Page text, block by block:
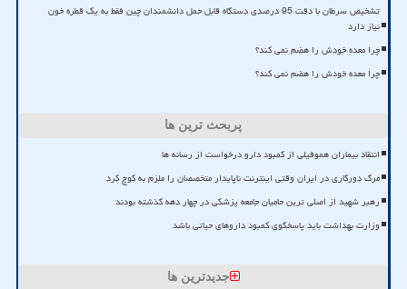
تشخیص سرطان با دقت 95 درصدی دستگاه قابل حمل دانشمندان چین فقط به یک قطره خون
نیاز دارد
چرا معده خودش را هضم نمی کند؟
چرا معده خودش را هضم نمی کند؟
پربحث ترین ها
انتقاد بیماران هموفیلی از کمبود دارو درخواست از رسانه ها
مرگ دورکاری در ایران وقتی اینترنت ناپایدار متخصصان را ملزم به کوچ کرد
رهبر شهید از اصلی ترین حامیان جامعه پزشکی در چهار دهه گذشته بودند
وزارت بهداشت باید پاسخگوی کمبود داروهای حیاتی باشد
جدیدترین ها